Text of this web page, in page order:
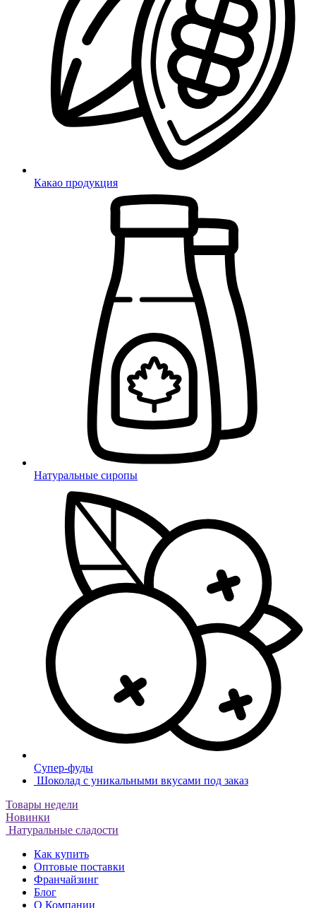
Какао продукция
Натуральные сиропы
Супер-фуды
Шоколад с уникальными вкусами под заказ
Товары недели
Новинки
Натуральные сладости
Как купить
Оптовые поставки
Франчайзинг
Блог
О Компании